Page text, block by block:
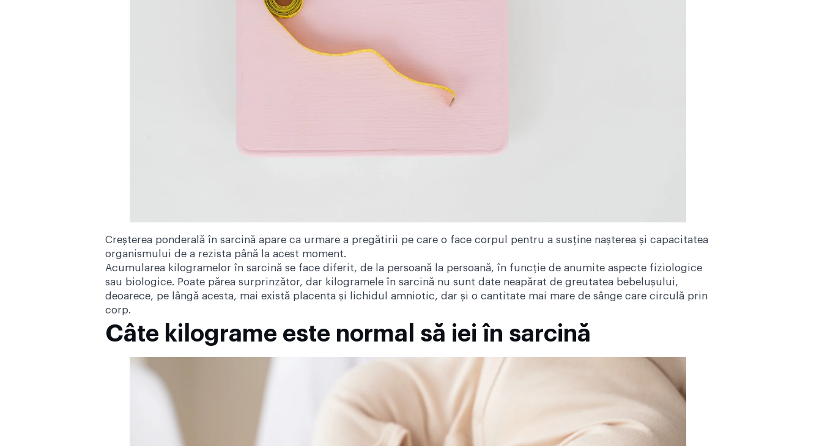
Creșterea ponderală în sarcină apare ca urmare a pregătirii pe care o face corpul pentru a susține nașterea și capacitatea
organismului de a rezista până la acest moment.
Acumularea kilogramelor în sarcină se face diferit, de la persoană la persoană, în funcție de anumite aspecte fiziologice
sau biologice. Poate părea surprinzător, dar kilogramele în sarcină nu sunt date neapărat de greutatea bebelușului,
deoarece, pe lângă acesta, mai există placenta și lichidul amniotic, dar și o cantitate mai mare de sânge care circulă prin
corp.
Câte kilograme este normal să iei în sarcină